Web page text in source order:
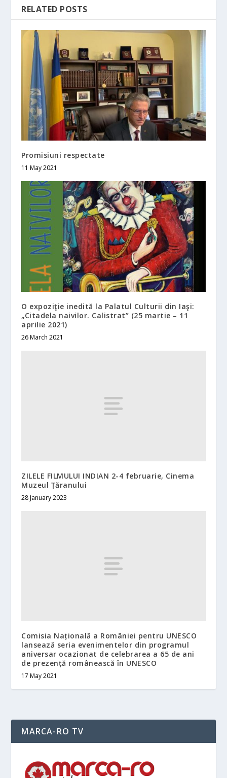
RELATED POSTS
Promisiuni respectate
11 May 2021
O expoziţie inedită la Palatul Culturii din Iaşi:
„Citadela naivilor. Calistrat” (25 martie – 11
aprilie 2021)
26 March 2021
ZILELE FILMULUI INDIAN 2-4 februarie, Cinema
Muzeul Țăranului
28 January 2023
Comisia Națională a României pentru UNESCO
lansează seria evenimentelor din programul
aniversar ocazionat de celebrarea a 65 de ani
de prezență românească în UNESCO
17 May 2021
MARCA-RO TV